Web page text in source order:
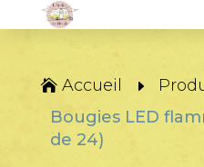
Accueil
Bougies LED
de 24)